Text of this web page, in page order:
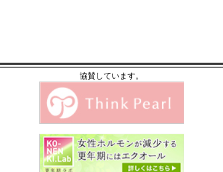
協賛しています。